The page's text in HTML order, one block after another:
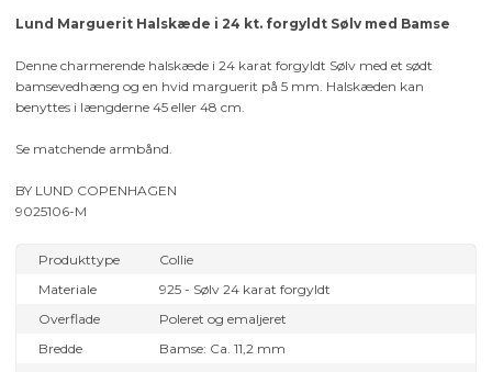
Lund Marguerit Halskæde i 24 kt. forgyldt Sølv med Bamse
Denne charmerende halskæde i 24 karat forgyldt Sølv med et sødt
bamsevedhæng og en hvid marguerit på 5 mm. Halskæden kan
benyttes i længderne 45 eller 48 cm.
Se matchende armbånd.
BY LUND COPENHAGEN
9025106-M
Produkttype
Collie
Materiale
925 - Sølv 24 karat forgyldt
Overflade
Poleret og emaljeret
Bredde
Bamse: Ca. 11,2 mm